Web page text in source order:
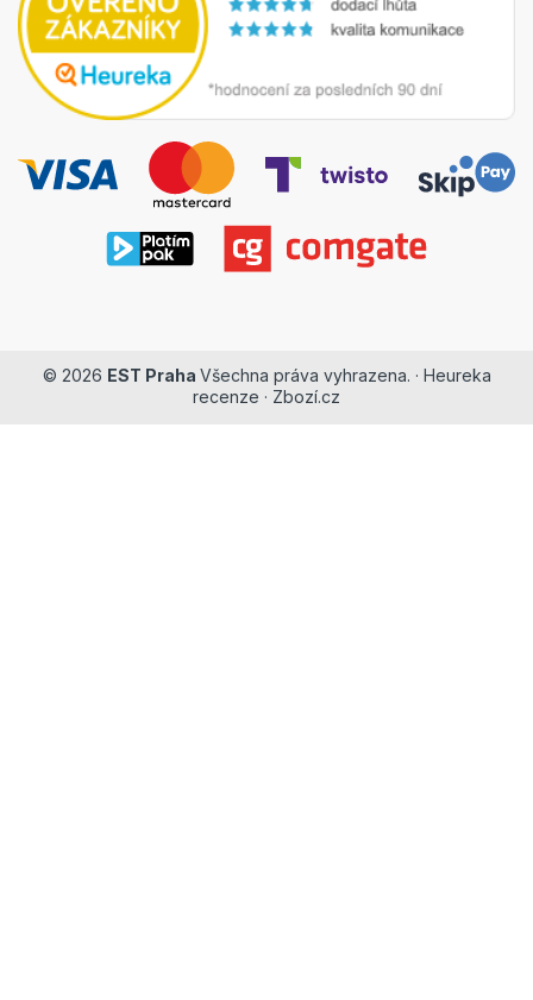
© 2026 EST Praha Všechna práva vyhrazena. · Heureka
recenze · Zbozí.cz